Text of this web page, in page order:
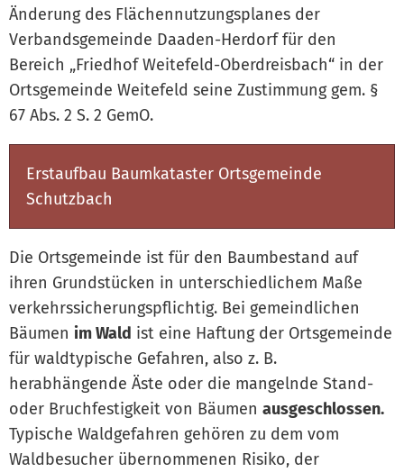
Änderung des Flächennutzungsplanes der
Verbandsgemeinde Daaden-Herdorf für den
Bereich „Friedhof Weitefeld-Oberdreisbach“ in der
Ortsgemeinde Weitefeld seine Zustimmung gem. §
67 Abs. 2 S. 2 GemO.
Erstaufbau Baumkataster Ortsgemeinde
Schutzbach
Die Ortsgemeinde ist für den Baumbestand auf
ihren Grundstücken in unterschiedlichem Maße
verkehrssicherungspflichtig. Bei gemeindlichen
Bäumen im Wald ist eine Haftung der Ortsgemeinde
für waldtypische Gefahren, also z. B.
herabhängende Äste oder die mangelnde Stand-
oder Bruchfestigkeit von Bäumen ausgeschlossen.
Typische Waldgefahren gehören zu dem vom
Waldbesucher übernommenen Risiko, der